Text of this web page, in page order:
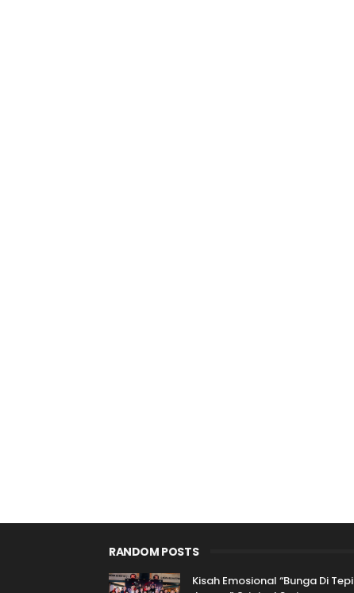
RANDOM POSTS
Kisah Emosional “Bunga Di Tepi